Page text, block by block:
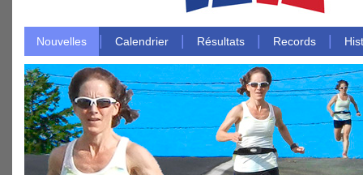
Nouvelles Calendrier Résultats Records